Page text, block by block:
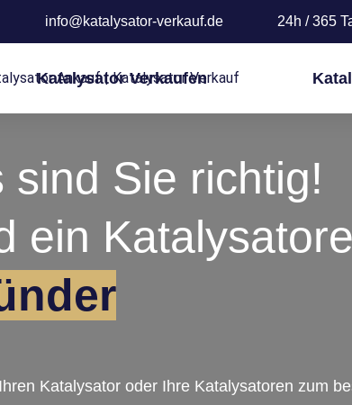
info@katalysator-verkauf.de 24h / 365
Katalysator Verkaufen
sind Sie richtig!
ein
Katalysator oder Ihre Katalysatoren zum